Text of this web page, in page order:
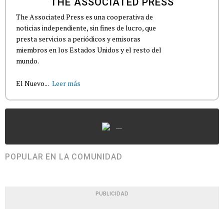
The Associated Press es una cooperativa de
noticias independiente, sin fines de lucro, que
presta servicios a periódicos y emisoras
miembros en los Estados Unidos y el resto del
mundo.
El Nuevo... Leer más
...
POPULAR EN LA COMUNIDAD
PUBLICIDAD